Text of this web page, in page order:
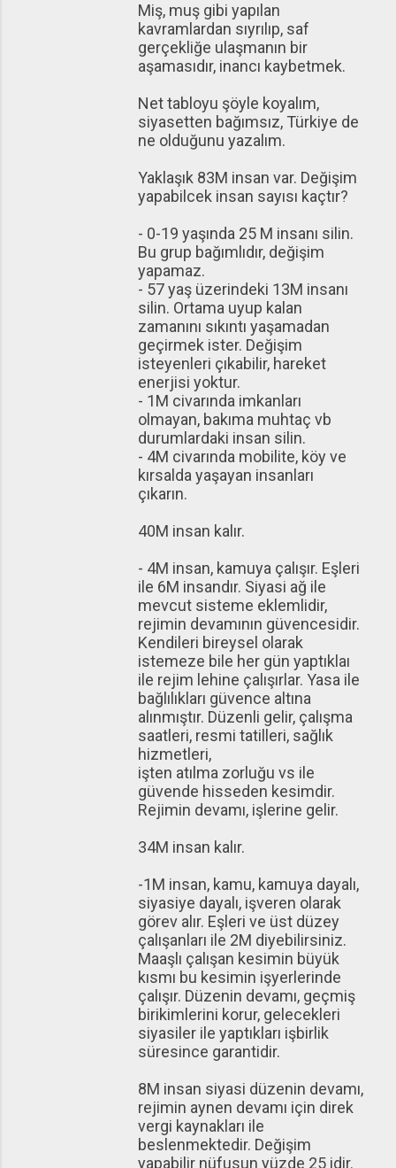
Miş, muş gibi yapılan
kavramlardan sıyrılıp, saf
gerçekliğe ulaşmanın bir
aşamasıdır, inancı kaybetmek.
Net tabloyu şöyle koyalım,
siyasetten bağımsız, Türkiye de
ne olduğunu yazalım.
Yaklaşık 83M insan var. Değişim
yapabilcek insan sayısı kaçtır?
- 0-19 yaşında 25 M insanı silin.
Bu grup bağımlıdır, değişim
yapamaz.
- 57 yaş üzerindeki 13M insanı
silin. Ortama uyup kalan
zamanını sıkıntı yaşamadan
geçirmek ister. Değişim
isteyenleri çıkabilir, hareket
enerjisi yoktur.
- 1M civarında imkanları
olmayan, bakıma muhtaç vb
durumlardaki insan silin.
- 4M civarında mobilite, köy ve
kırsalda yaşayan insanları
çıkarın.
40M insan kalır.
- 4M insan, kamuya çalışır. Eşleri
ile 6M insandır. Siyasi ağ ile
mevcut sisteme eklemlidir,
rejimin devamının güvencesidir.
Kendileri bireysel olarak
istemeze bile her gün yaptıklaı
ile rejim lehine çalışırlar. Yasa ile
bağlılıkları güvence altına
alınmıştır. Düzenli gelir, çalışma
saatleri, resmi tatilleri, sağlık
hizmetleri,
işten atılma zorluğu vs ile
güvende hisseden kesimdir.
Rejimin devamı, işlerine gelir.
34M insan kalır.
-1M insan, kamu, kamuya dayalı,
siyasiye dayalı, işveren olarak
görev alır. Eşleri ve üst düzey
çalışanları ile 2M diyebilirsiniz.
Maaşlı çalışan kesimin büyük
kısmı bu kesimin işyerlerinde
çalışır. Düzenin devamı, geçmiş
birikimlerini korur, gelecekleri
siyasiler ile yaptıkları işbirlik
süresince garantidir.
8M insan siyasi düzenin devamı,
rejimin aynen devamı için direk
vergi kaynakları ile
beslenmektedir. Değişim
yapabilir nüfusun yüzde 25 idir.